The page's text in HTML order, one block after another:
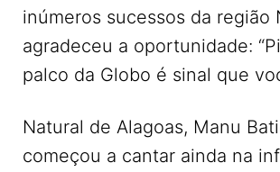
inúmeros sucessos da região
agradeceu a oportunidade:
palco da Globo é sinal que
Natural de Alagoas, Manu
começou a cantar ainda na